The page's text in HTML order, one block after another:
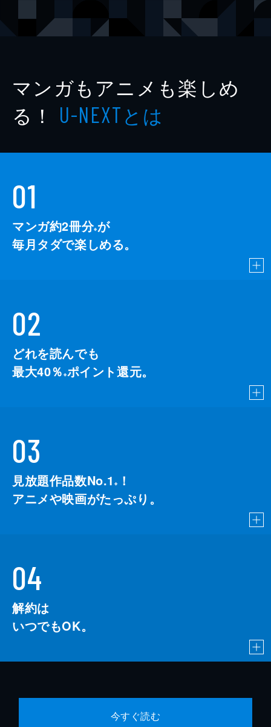
マンガもアニメも楽しめ
る！ U-NEXTとは
01
マンガ約2冊分※が
毎月タダで楽しめる。
02
どれを読んでも
最大40％ ※ポイント還元。
03
見放題作品数No.1 ※
！
アニメや映画がたっぷり。
04
解約は
いつでもOK。
今すぐ読む